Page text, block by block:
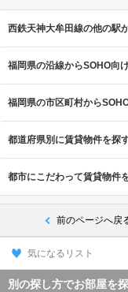
西鉄天神大牟田線の他の駅
福岡県の沿線からSOHO向
福岡県の市区町村から
都道府県別に賃貸物件を探
都市にこだわって賃貸物件
前のページへ戻
気になるリスト
別の探し方でお部屋を